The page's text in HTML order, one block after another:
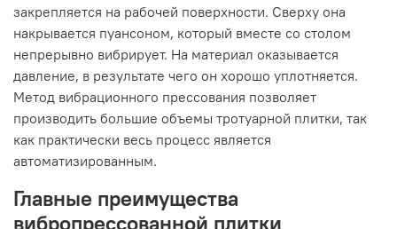
закрепляется на рабочей поверхности. Сверху она
накрывается пуансоном, который вместе со столом
непрерывно вибрирует. На материал оказывается
давление, в результате чего он хорошо уплотняется.
Метод вибрационного прессования позволяет
производить большие объемы тротуарной плитки, так
как практически весь процесс является
автоматизированным.
Главные преимущества
вибропрессованной плитки